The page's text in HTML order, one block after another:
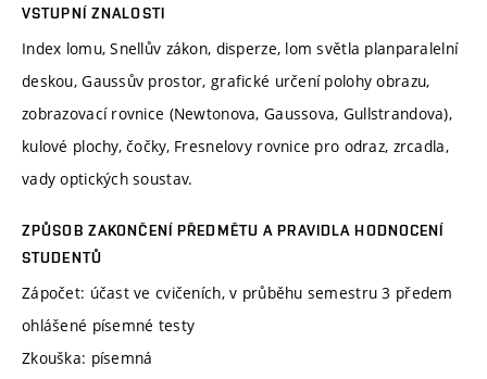
VSTUPNÍ ZNALOSTI
Index lomu, Snellův zákon, disperze, lom světla planparalelní
deskou, Gaussův prostor, grafické určení polohy obrazu,
zobrazovací rovnice (Newtonova, Gaussova, Gullstrandova),
kulové plochy, čočky, Fresnelovy rovnice pro odraz, zrcadla,
vady optických soustav.
ZPŮSOB ZAKONČENÍ PŘEDMĚTU A PRAVIDLA HODNOCENÍ
STUDENTŮ
Zápočet: účast ve cvičeních, v průběhu semestru 3 předem
ohlášené písemné testy
Zkouška: písemná